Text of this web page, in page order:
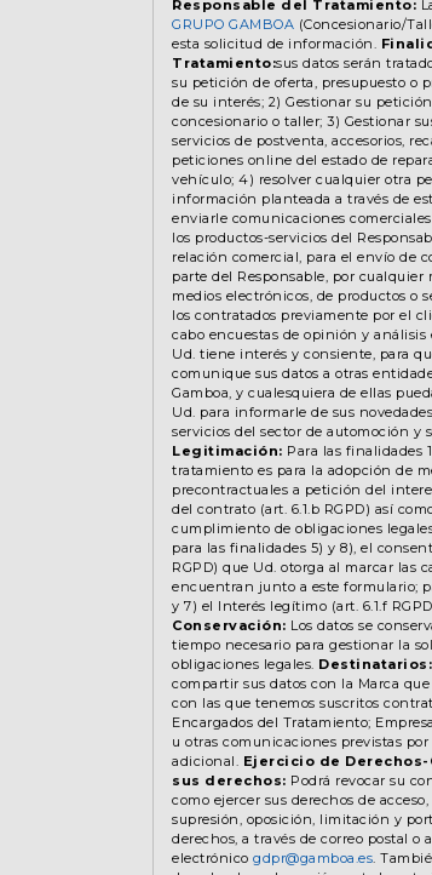
Responsable del Tratamiento:
GRUPO GAMBOA (Concesionario/
esta solicitud de información.
Tratamiento:sus datos serán
su petición de oferta, presupuesto o
de su interés; 2) Gestionar su
concesionario o taller; 3) Gestionar
servicios de postventa, accesorios,
peticiones online del estado de
vehículo; 4) resolver cualquier otra
información planteada a través de
enviarle comunicaciones
los productos-servicios del
relación comercial, para el envío de
parte del Responsable, por cualquier
medios electrónicos, de productos o
los contratados previamente por el
cabo encuestas de opinión y análisis
Ud. tiene interés y consiente, para
comunique sus datos a otras
Gamboa, y cualesquiera de ellas
Ud. para informarle de sus
servicios del sector de automoción y
Legitimación: Para las finalidades
tratamiento es para la adopción de
precontractuales a petición del
del contrato (art. 6.1.b RGPD) así
cumplimiento de obligaciones legales
para las finalidades 5) y 8), el
RGPD) que Ud. otorga al marcar las
encuentran junto a este formulario;
y 7) el Interés legítimo (art. 6.1.f
Conservación: Los datos se
tiempo necesario para gestionar la
obligaciones legales. Destinatarios:
compartir sus datos con la Marca
con las que tenemos suscritos
Encargados del Tratamiento;
u otras comunicaciones previstas
adicional. Ejercicio de
sus derechos: Podrá revocar su
como ejercer sus derechos de
supresión, oposición, limitación y
derechos, a través de correo postal o
electrónicogdpr@gamboa.es.